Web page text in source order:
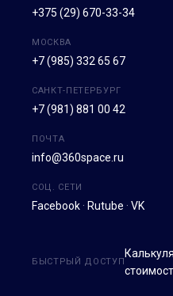
+375 (29) 670-33-34
МОСКВА
+7 (985) 332 65 67
САНКТ-ПЕТЕРБУРГ
+7 (981) 881 00 42
ПОЧТА
info@360space.ru
СОЦ. СЕТИ
Facebook · Rutube · VK
БЫСТРЫЙ ДОСТУП